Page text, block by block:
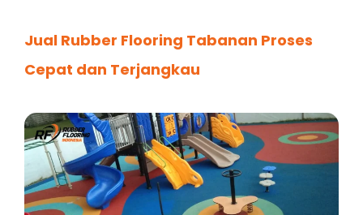
Jual Rubber Flooring Tabanan Proses
Cepat dan Terjangkau